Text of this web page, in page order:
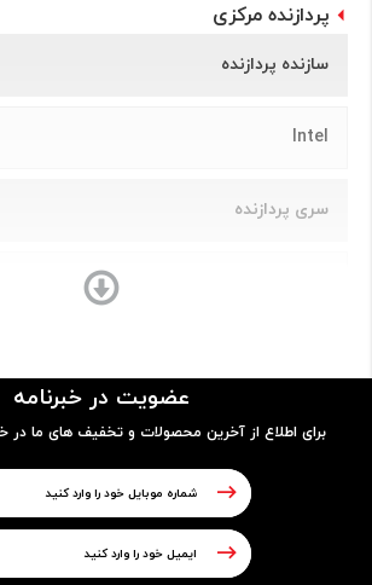
پردازنده مرکزی
سازنده پردازنده
Intel
سری پردازنده
8130U
2.20GHz up to 3.4 GHz
عضویت در خبرنامه
برای اطلاع از آخرین محصولات و تخفیف های ما در